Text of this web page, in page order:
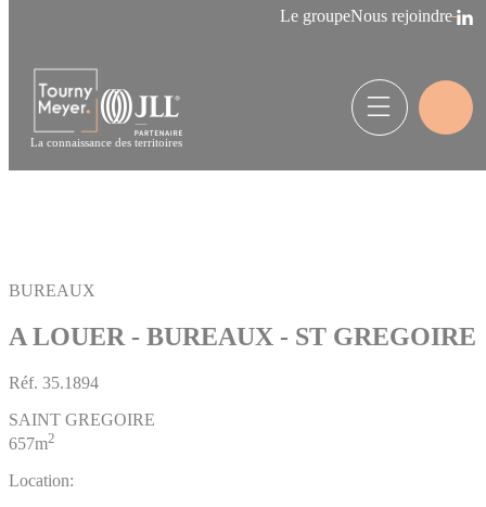
Le groupeNous rejoindre
La connaissance des territoires
BUREAUX
A LOUER - BUREAUX - ST GREGOIRE
Réf. 35.1894
SAINT GREGOIRE
657m2
Location: